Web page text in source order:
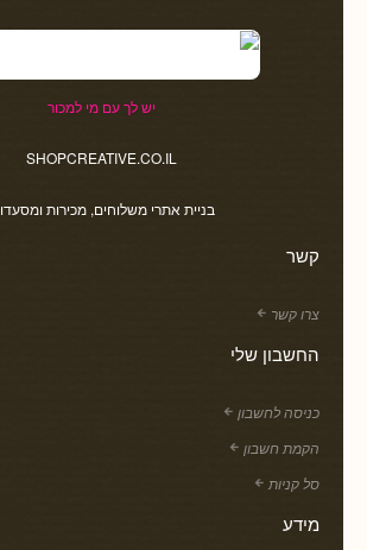
יש לך עם מי למכור
SHOPCREATIVE.CO.IL
בניית אתרי משלוחים, מכירות
קשר
צרו קשר
החשבון שלי
כניסה לחשבון
הקמת חשבון
סל קניות
מידע